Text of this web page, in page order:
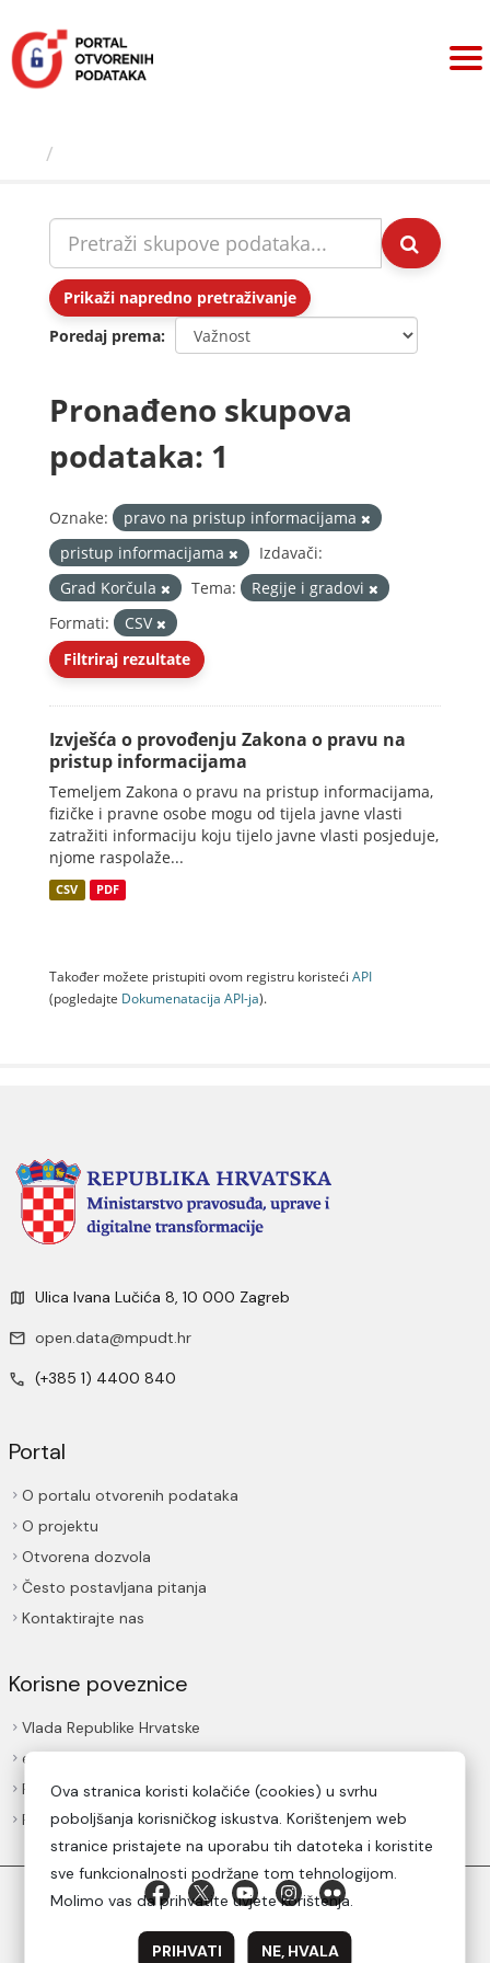
sadržaj
Prikaži napredno pretraživanje
Poredaj prema
Pronađeno skupova
podataka: 1
Oznake:
pravo na pristup informacijama
pristup informacijama
Izdavači:
Grad Korčula
Tema:
Regije i gradovi
Formati:
CSV
Filtriraj rezultate
Izvješća o provođenju Zakona o pravu na
pristup informacijama
Temeljem Zakona o pravu na pristup informacijama,
fizičke i pravne osobe mogu od tijela javne vlasti
zatražiti informaciju koju tijelo javne vlasti posjeduje,
njome raspolaže...
CSV PDF
Također možete pristupiti ovom registru koristeći API
(pogledajte Dokumenаtаcijа API-jа).